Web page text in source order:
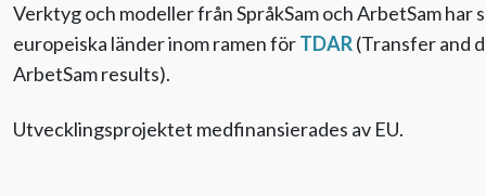
Verktyg och modeller från SpråkSam och ArbetSam har
europeiska länder inom ramen förTDAR(Transfer and
ArbetSam results).
Utvecklingsprojektet medfinansierades av EU.